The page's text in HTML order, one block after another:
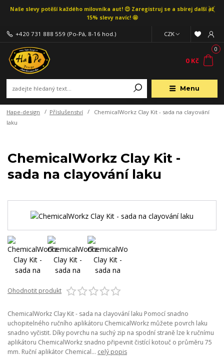
Naše slevy potěší každého milovníka aut! 😍 Zaregistruj se a sbírej další až
15% slevy navíc! 🤩
Menu
CZK
+420 731 888 559 (Po-Pá, 8-16 hod.)
0
0 Kč
Hape-design Příslušenství
ChemicalWorkz Clay Kit - sada na clayování
laku
ChemicalWorkz Clay Kit -
sada na clayování laku
Ohodnotit produkt
ChemicalWorkz Clay Kit - sada na clayování laku Pomocí snadno
uchopitelného ručního aplikátoru ChemicalWorkz můžete povrch laku
snadno vyčistit. Díky povrchu na suchý zip na spodní straně lze k ručnímu
aplikátoru ChemicalWorkz snadno připevnit čistící kotouč o průměru 75
mm. Ruční aplikátor Chemical... celý popis